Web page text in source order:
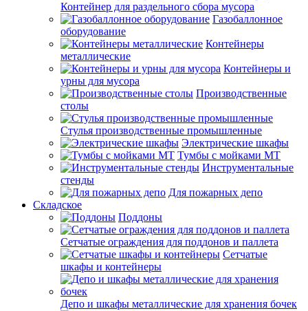
Контейнер для раздельного сбора мусора
Газобаллонное
оборудование
Контейнеры
металлические
Контейнеры и
урны для мусора
Производственные
столы
Стулья производственные промышленные
Электрические шкафы
Тумбы с мойками МТ
Инструментальные
стенды
Для пожарных депо
Складское
Поддоны
Сетчатые ограждения для поддонов и паллета
Сетчатые
шкафы и контейнеры
Депо и шкафы металлические для хранения бочек